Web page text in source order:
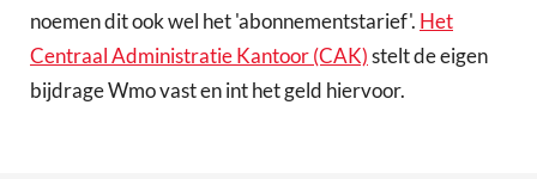
noemen dit ook wel het 'abonnementstarief'. Het
Centraal Administratie Kantoor (CAK)stelt de eigen
bijdrage Wmo vast en int het geld hiervoor.